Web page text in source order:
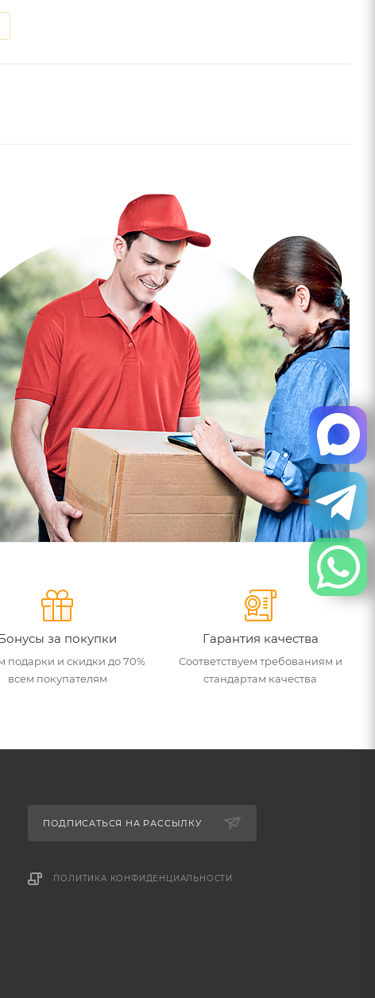
за покупки
подарки и скидки до 70%
всем покупателям
Гарантия качества
Соответствуем требованиям и
стандартам качества
ПОДПИСАТЬСЯ НА РАССЫЛКУ
ПОЛИТИКА КОНФИДЕНЦИАЛЬНОСТИ